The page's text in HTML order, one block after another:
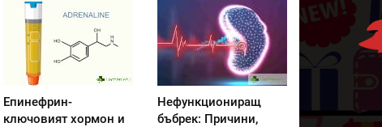
Епинефрин-
ключовият хормон и
Нефункциониращ
бъбрек: Причини,